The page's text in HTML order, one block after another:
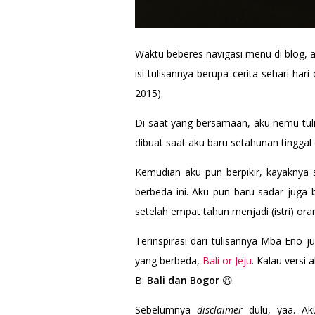
Waktu beberes navigasi menu di
isi tulisannya berupa cerita sehari-
2015).
Di saat yang bersamaan, aku nemu
dibuat saat aku baru setahunan
Kemudian aku pun berpikir,
berbeda ini. Aku pun baru sadar juga
setelah empat tahun menjadi (istri)
Terinspirasi dari tulisannya Mba Eno
yang berbeda, Bali or Jeju. Kalau versi
B: Bali dan Bogor 😆
Sebelumnya disclaimer dulu, yaa.